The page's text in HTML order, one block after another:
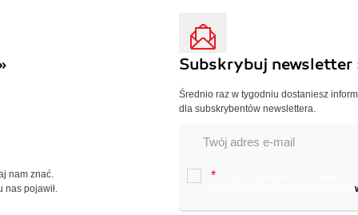
nam znać.
nas pojawił.
Subskrybuj newsletter
Średnio raz w tygodniu dostaniesz
dla subskrybentów newslettera.
*